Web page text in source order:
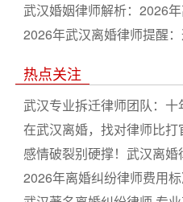
武汉婚姻律师解析：2026
2026年武汉离婚律师提醒
热点关注
武汉专业拆迁律师团队：
纠纷
在武汉离婚，找对律师比打
感情破裂别硬撑！武汉离
2026年离婚纠纷律师费用